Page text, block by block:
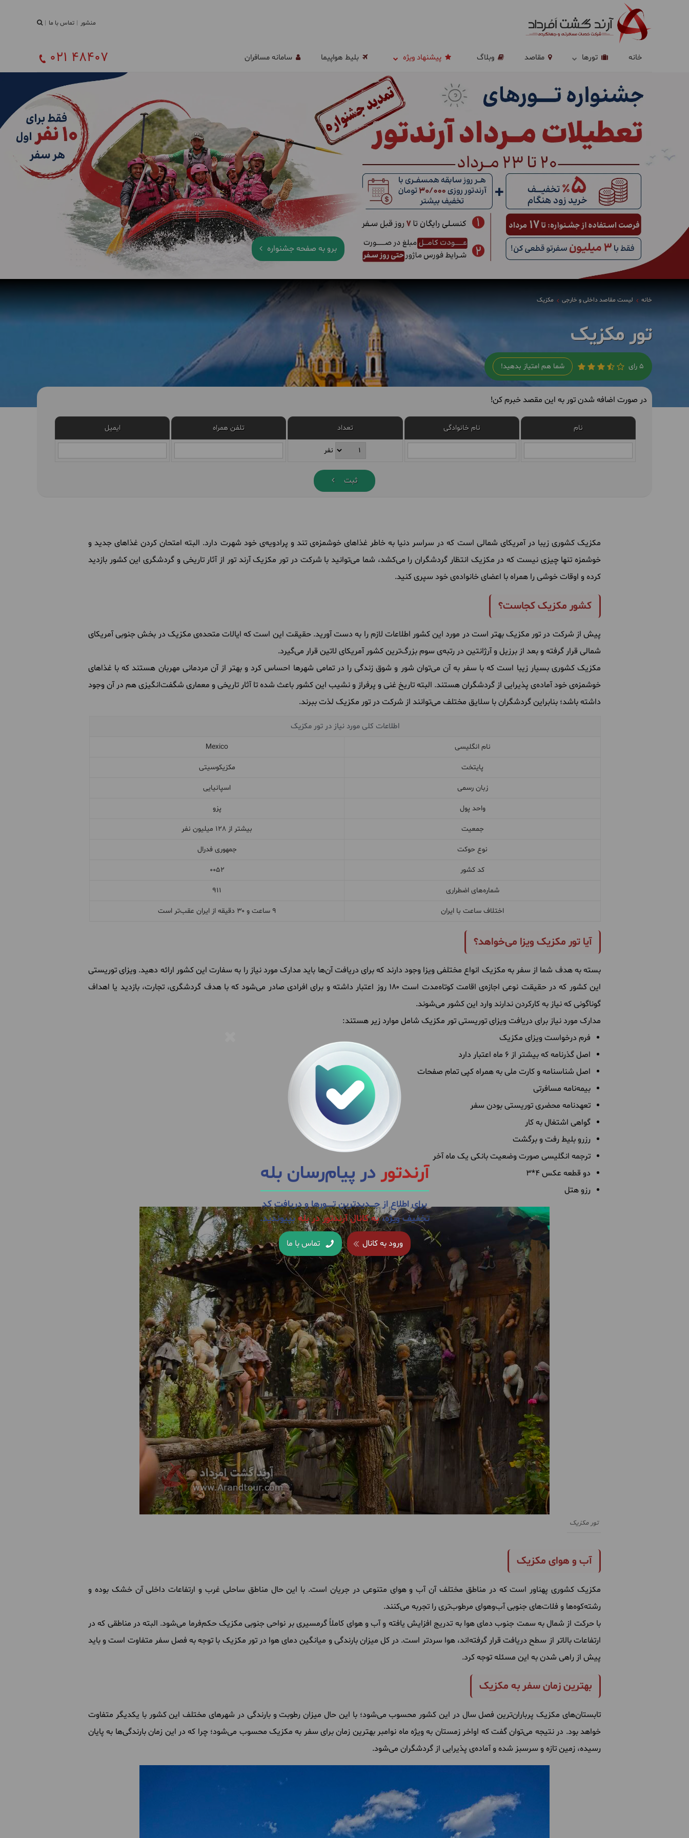
آرندتوردر پیام‌رسان بله
برای اطلاع از جــــدیدترین تــــــورها و دریافت کدِ
تخفیف ویژه،به کانال آرندتور در بلهبپیوندید.
ورود به کانال تماس با ما
منشور تماس با ما
خانه تورها مقاصد وبلاگ پیشنهاد ویژه بلیط هواپیما سامانه مسافران 021 48407
برو به صفحه جشنواره
خانه لیست مقاصد داخلی و خارجی مکزیک
تور مکزیک
5 رای شما هم امتیاز بدهید!
در صورت اضافه شدن تور به این مقصد خبرم کن!
نام نام خانوادگی تعداد
نفر
تلفن همراه ایمیل
ثبت
مکزیک کشوری زیبا در آمریکای شمالی است که در سراسر دنیا به خاطر غذاهای خوشمزه‌ی تند و پرادویه‌ی خود شهرت دارد. البته امتحان کردن غذاهای جدید و
خوشمزه تنها چیزی نیست که در مکزیک انتظار گردشگران را می‌کشد، شما می‌توانید با شرکت در تور مکزیک آرند تور از آثار تاریخی و گردشگری این کشور بازدید
کرده و اوقات خوشی را همراه با اعضای خانواده‌ی خود سپری کنید.
کشور مکزیک کجاست؟
پیش از شرکت در تور مکزیک بهتر است در مورد این کشور اطلاعات لازم را به دست آورید. حقیقت این است که ایالات متحده‌ی مکزیک در بخش جنوبی آمریکای
شمالی قرار گرفته و بعد از برزیل و آرژانتین در رتبه‌ی سوم بزرگ‌ترین کشور آمریکای لاتین قرار می‌گیرد.
مکزیک کشوری بسیار زیبا است که با سفر به آن می‌توان شور و شوق زندگی را در تمامی شهرها احساس کرد و بهتر از آن مردمانی مهربان هستند که با غذاهای
خوشمزه‌ی خود آماده‌ی پذیرایی از گردشگران هستند. البته تاریخ غنی و پرفراز و نشیب این کشور باعث شده تا آثار تاریخی و معماری شگفت‌انگیزی هم در آن وجود
داشته باشد؛ بنابراین گردشگران با سلایق مختلف می‌توانند از شرکت در تور مکزیک لذت ببرند.
اطلاعات کلی مورد نیاز در تور مکزیک
نام انگلیسی Mexico
پایتخت مکزیکوسیتی
زبان رسمی اسپانیایی
واحد پول پزو
جمعیت بیشتر از ۱۲۸ میلیون نفر
نوع حوکت جمهوری فدرال
کد کشور ۰۰۵۲
شماره‌های اضطراری ۹۱۱
اختلاف ساعت با ایران ۹ ساعت و ۳۰ دقیقه از ایران عقب‌تر است
آیا تور مکزیک ویزا می‌خواهد؟
بسته به هدف شما از سفر به مکزیک انواع مختلفی ویزا وجود دارند که برای دریافت آن‌ها باید مدارک مورد نیاز را به سفارت این کشور ارائه دهید. ویزای توریستی
این کشور که در حقیقت نوعی اجازه‌ی اقامت کوتاه‌مدت است ۱۸۰ روز اعتبار داشته و برای افرادی صادر می‌شود که با هدف گردشگری، تجارت، بازدید یا اهداف
گوناگونی که نیاز به کارکردن ندارند وارد این کشور می‌شوند.
مدارک مورد نیاز برای دریافت ویزای توریستی تور مکزیک شامل موارد زیر هستند:
فرم درخواست ویزای مکزیک
اصل گذرنامه که بیشتر از ۶ ماه اعتبار دارد
اصل شناسنامه و کارت ملی به همراه کپی تمام صفحات
بیمه‌نامه مسافرتی
تعهدنامه محضری توریستی بودن سفر
گواهی اشتغال به کار
رزرو بلیط رفت و برگشت
ترجمه انگلیسی صورت وضعیت بانکی یک ماه آخر
دو قطعه عکس ۴*۳
رزو هتل
تور مکزیک
آب و هوای مکزیک
مکزیک کشوری پهناور است که در مناطق مختلف آن آب و هوای متنوعی در جریان است. با این حال مناطق ساحلی غرب و ارتفاعات داخلی آن خشک بوده و
رشته‌کوه‌ها و فلات‌های جنوبی آب‌وهوای مرطوب‌تری را تجربه می‌کنند.
با حرکت از شمال به سمت جنوب دمای هوا به تدریج افزایش یافته و آب و هوای کاملاً گرمسیری بر نواحی جنوبی مکزیک حکم‌فرما می‌شود. البته در مناطقی که در
ارتفاعات بالاتر از سطح دریافت قرار گرفته‌اند، هوا سردتر است. در کل میزان بارندگی و میانگین دمای هوا در تور مکزیک با توجه به فصل سفر متفاوت است و باید
پیش از راهی شدن به این مسئله توجه کرد.
بهترین زمان سفر به مکزیک
تابستان‌های مکزیک پرباران‌ترین فصل سال در این کشور محسوب می‌شود؛ با این حال میزان رطوبت و بارندگی در شهرهای مختلف این کشور با یکدیگر متفاوت
خواهد بود. در نتیجه می‌توان گفت که اواخر زمستان به ویژه ماه نوامبر بهترین زمان برای سفر به مکزیک محسوب می‌شود؛ چرا که در این زمان بارندگی‌ها به پایان
رسیده، زمین تازه و سرسبز شده و آماده‌ی پذیرایی از گردشگران می‌شود.